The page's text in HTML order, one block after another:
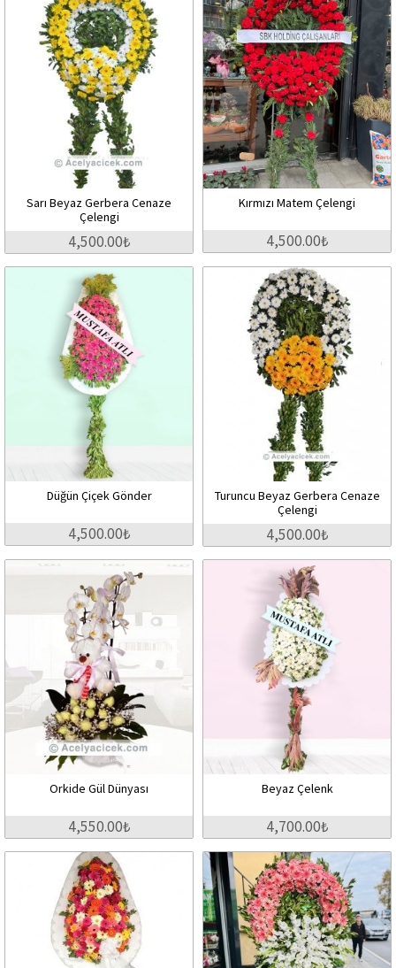
Sarı Beyaz Gerbera Cenaze
Çelengi
4,500.00₺
Kırmızı Matem Çelengi
4,500.00₺
Düğün Çiçek Gönder
4,500.00₺
Turuncu Beyaz Gerbera Cenaze
Çelengi
4,500.00₺
Orkide Gül Dünyası
4,550.00₺
Beyaz Çelenk
4,700.00₺